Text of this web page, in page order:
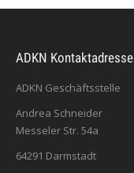
ADKN Kontaktadresse
ADKN Geschäftsstelle
Andrea Schneider
Messeler Str. 54a
64291 Darmstadt